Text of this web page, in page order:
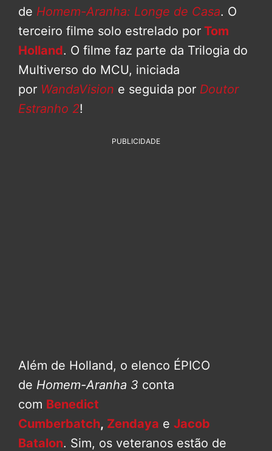
de Homem-Aranha: Longe de Casa. O
terceiro filme solo estrelado por Tom
Holland. O filme faz parte da Trilogia do
Multiverso do MCU, iniciada
por WandaVision e seguida por Doutor
Estranho 2!
PUBLICIDADE
Além de Holland, o elenco ÉPICO
de Homem-Aranha 3 conta
com Benedict
Cumberbatch, Zendaya e Jacob
Batalon. Sim, os veteranos estão de